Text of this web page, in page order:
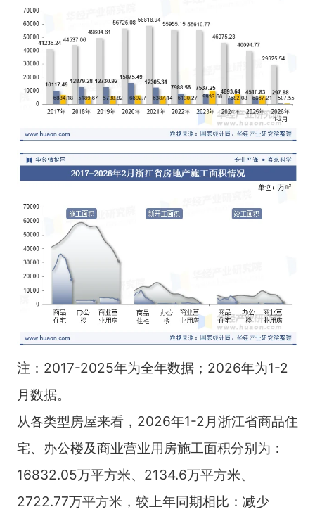
注：2017-2025年为全年数据；2026年为1-2
月数据。
从各类型房屋来看，2026年1-2月浙江省商品住
宅、办公楼及商业营业用房施工面积分别为：
16832.05万平方米、2134.6万平方米、
2722.77万平方米，较上年同期相比：减少